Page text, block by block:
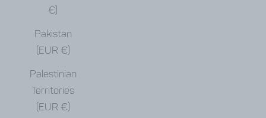
€)
Pakistan
(EUR €)
Palestinian
Territories
(EUR €)